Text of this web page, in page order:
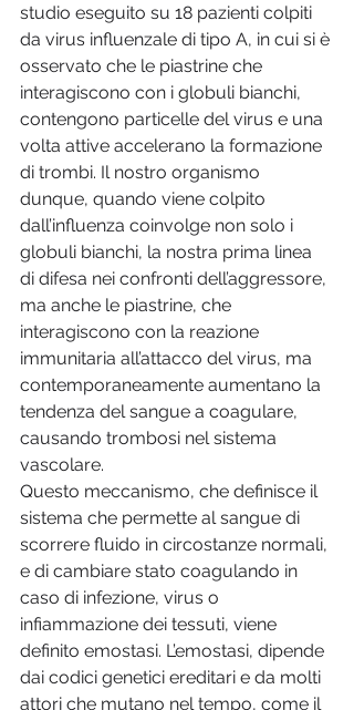
studio eseguito su 18 pazienti colpiti
da virus influenzale di tipo A, in cui si è
osservato che le piastrine che
interagiscono con i globuli bianchi,
contengono particelle del virus e una
volta attive accelerano la formazione
di trombi. Il nostro organismo
dunque, quando viene colpito
dall’influenza coinvolge non solo i
globuli bianchi, la nostra prima linea
di difesa nei confronti dell’aggressore,
ma anche le piastrine, che
interagiscono con la reazione
immunitaria all’attacco del virus, ma
contemporaneamente aumentano la
tendenza del sangue a coagulare,
causando trombosi nel sistema
vascolare.
Questo meccanismo, che definisce il
sistema che permette al sangue di
scorrere fluido in circostanze normali,
e di cambiare stato coagulando in
caso di infezione, virus o
infiammazione dei tessuti, viene
definito emostasi. L’emostasi, dipende
dai codici genetici ereditari e da molti
attori che mutano nel tempo, come il